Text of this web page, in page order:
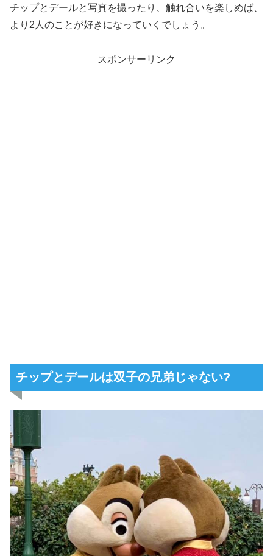
チップとデールと写真を撮ったり、触れ合いを楽しめば、
より2人のことが好きになっていくでしょう。
スポンサーリンク
チップとデールは双子の兄弟じゃない?